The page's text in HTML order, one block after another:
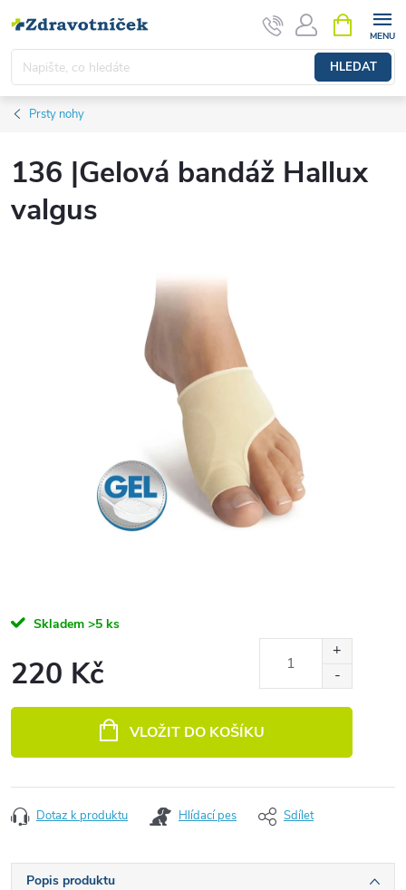
HLEDAT
Prsty nohy
136 |Gelová bandáž Hallux
valgus
Skladem >5 ks
220 Kč
VLOŽIT DO KOŠÍKU
Dotaz k produktu Hlídací pes Sdílet
Popis produktu